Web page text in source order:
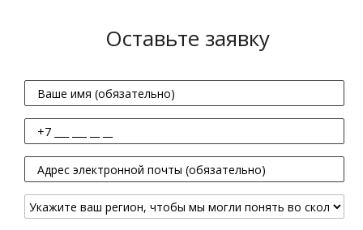
Оставьте заявку